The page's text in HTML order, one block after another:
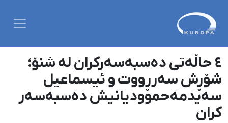
٤ حاڵەتی دەسبەسەرکران لە شنۆ؛
شۆڕش سەرڕووت و ئیسماعیل
سەیدمەحموودیانیش دەسبەسەر
کران